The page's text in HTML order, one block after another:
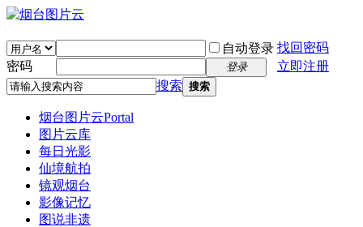
自动登录 找回密码
密码
登录
立即注册
搜索 搜索
烟台图片云Portal
图片云库
每日光影
仙境航拍
镜观烟台
影像记忆
图说非遗